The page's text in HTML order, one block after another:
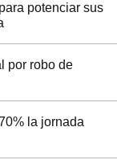
potenciar sus
por robo de
la jornada